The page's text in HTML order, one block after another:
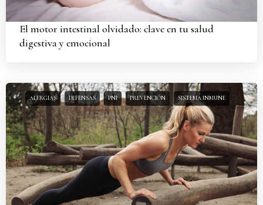
El motor intestinal olvidado: clave en tu salud
digestiva y emocional
ALERGIAS DEFENSAS PNI PREVENCIÓN SISTEMA INMUNE